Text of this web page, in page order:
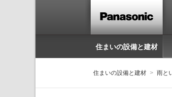
住まいの設備と建材
住まいの設備と建材 雨と